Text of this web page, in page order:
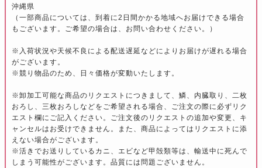
沖縄県
（一部商品については、到着に2日間かかる地域へお届けできる場合
もございます。ご希望の場合は、お問い合わせください。）
※入荷状況や天候不良による配送遅延などによりお届けが遅れる場合
がございます。
※競り物品のため、日々価格が変動いたします。
※卸加工可能な商品のリクエストにつきまして、鱗、内臓取り、二枚
おろし、三枚おろしなどをご希望される場合、ご注文の際に必ずリク
エスト欄にご記入ください。ご注文後のリクエストの追加や変更、キ
ャンセルはお受けできません。また、商品によってはリクエストに添
えない場合がございます。
※活きでお送りしているカニ、エビなど甲殻類等は、輸送中に死んで
しまう可能性がございます。品質には問題ございません。